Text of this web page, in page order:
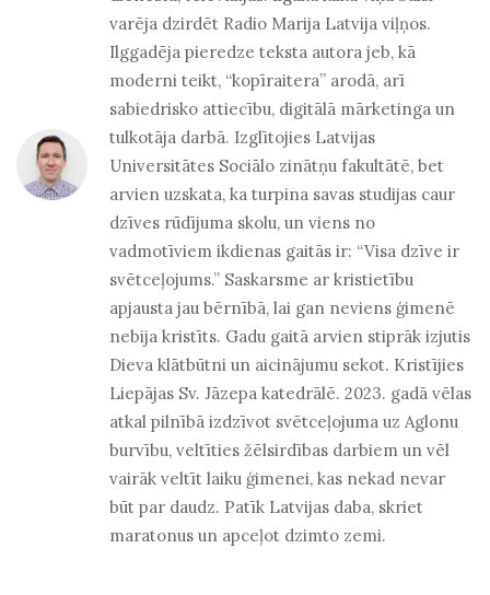
varēja dzirdēt Radio Marija Latvija viļņos.
Ilggadēja pieredze teksta autora jeb, kā
moderni teikt, “kopīraitera” arodā, arī
sabiedrisko attiecību, digitālā mārketinga un
tulkotāja darbā. Izglītojies Latvijas
Universitātes Sociālo zinātņu fakultātē, bet
arvien uzskata, ka turpina savas studijas caur
dzīves rūdījuma skolu, un viens no
vadmotīviem ikdienas gaitās ir: “Visa dzīve ir
svētceļojums.” Saskarsme ar kristietību
apjausta jau bērnībā, lai gan neviens ģimenē
nebija kristīts. Gadu gaitā arvien stiprāk izjutis
Dieva klātbūtni un aicinājumu sekot. Kristījies
Liepājas Sv. Jāzepa katedrālē. 2023. gadā vēlas
atkal pilnībā izdzīvot svētceļojuma uz Aglonu
burvību, veltīties žēlsirdības darbiem un vēl
vairāk veltīt laiku ģimenei, kas nekad nevar
būt par daudz. Patīk Latvijas daba, skriet
maratonus un apceļot dzimto zemi.